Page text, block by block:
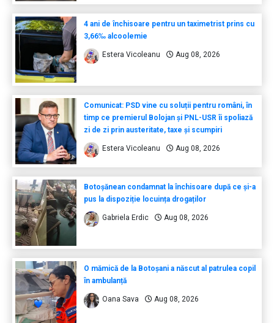
4 ani de închisoare pentru un taximetrist prins cu
3,66‰ alcoolemie
Estera Vicoleanu Aug 08, 2026
Comunicat: PSD vine cu soluții pentru români, în
timp ce premierul Bolojan și PNL-USR îi spoliază
zi de zi prin austeritate, taxe și scumpiri
Estera Vicoleanu Aug 08, 2026
Botoșănean condamnat la închisoare după ce și-a
pus la dispoziție locuința drogaților
Gabriela Erdic Aug 08, 2026
O mămică de la Botoșani a născut al patrulea copil
în ambulanță
Oana Sava Aug 08, 2026